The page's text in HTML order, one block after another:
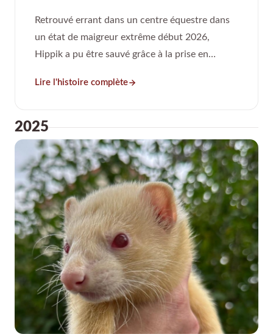
Retrouvé errant dans un centre équestre dans
un état de maigreur extrême début 2026,
Hippik a pu être sauvé grâce à la prise en
Lire l'histoire complète
2025